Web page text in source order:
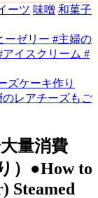
ーツ 味噌 和菓子
ーゼリー #主婦の
イスクリーム #
ズケーキ作り
レアチーズもご
量消費
）●How to
Steamed